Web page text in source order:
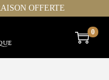
OFFERTE
0